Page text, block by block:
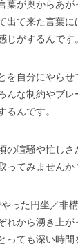
葉が奥からあ
出て来た言葉に
じがするんです。
を自分にやら
んな制約やブ
るんです。
の喧騒や忙し
ってみませんか
った円坐／非
れから湧き上が
っても深い時間